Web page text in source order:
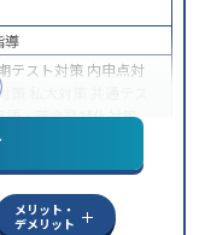
導
テスト対策 内申点対
語・英会話特化対策
可能
用オンライン対応1
メリット・
デメリット